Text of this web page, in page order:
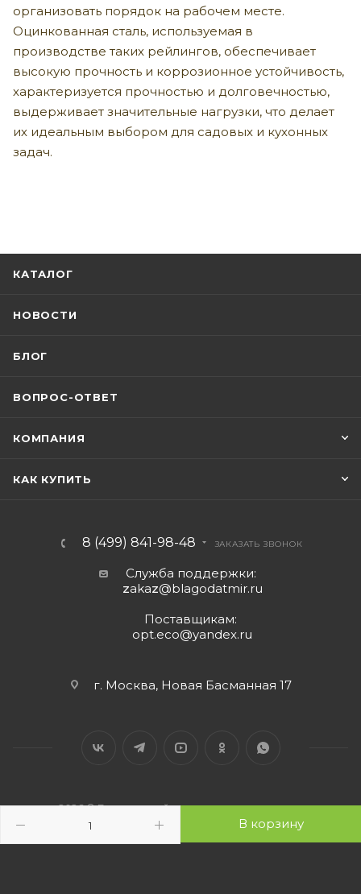
В корзину
организовать порядок на рабочем месте.
Оцинкованная сталь, используемая в
производстве таких рейлингов, обеспечивает
высокую прочность и коррозионное устойчивость,
характеризуется прочностью и долговечностью,
выдерживает значительные нагрузки, что делает
их идеальным выбором для садовых и кухонных
задач.
КАТАЛОГ
НОВОСТИ
БЛОГ
ВОПРОС-ОТВЕТ
КОМПАНИЯ
КАК КУПИТЬ
8 (499) 841-98-48 ЗАКАЗАТЬ ЗВОНОК
Служба поддержки:
zakaz@blagodatmir.ru
Поставщикам:
opt.eco@yandex.ru
г. Москва, Новая Басманная 17
2026 © Благодатный мир - интернет-магазин